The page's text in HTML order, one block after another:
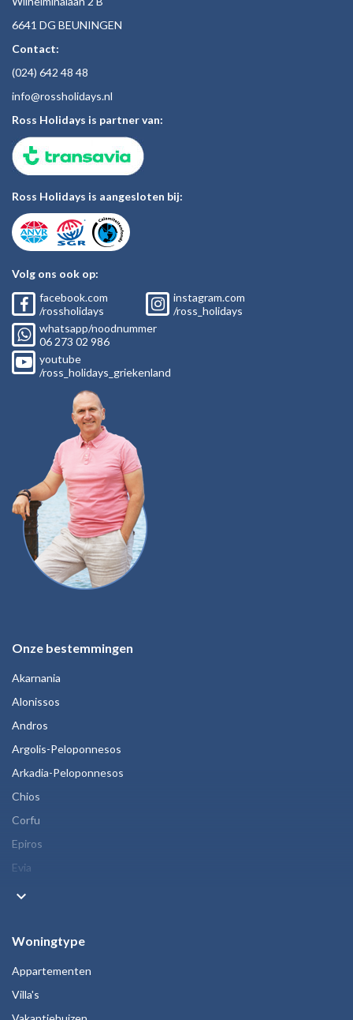
6641 DG BEUNINGEN
Contact:
(024) 642 48 48
info@rossholidays.nl
Ross Holidays is partner van:
Ross Holidays is aangesloten bij:
Volg ons ook op:
facebook.com
/rossholidays
instagram.com
/ross_holidays
whatsapp/noodnummer
06 273 02 986
youtube
/ross_holidays_griekenland
Onze bestemmingen
Akarnania
Alonissos
Andros
Argolis-Peloponnesos
Arkadia-Peloponnesos
Chios
Corfu
Epiros
Evia
keyboard_arrow_down
Woningtype
Appartementen
Villa's